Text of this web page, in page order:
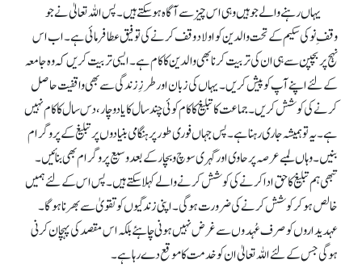
یہاں رہنے والے جو ہیں وہی اس چیز سے آگاہ ہو سکتے ہیں۔ پس اللہ تعالیٰ نے جو
وقفِ نو کی سکیم کے تحت والدین کو اولاد وقف کرنے کی توفیق عطا فرمائی ہے۔ اب اس
نہج پر بچپن سے ہی ان کی تربیت کرنا بھی والدین کا کام ہے۔ ایسی تربیت کریں کہ وہ جامعہ
کے لئے اپنے آپ کو پیش کریں۔ یہاں کی زبان اور طرزِ زندگی سے بھی واقفیت حاصل
کرنے کی کوشش کریں۔ جماعت کا تبلیغ کا کام کوئی چند سال کا یا دوچار، دس سال کا کام نہیں
ہے۔ یہ تو ہمیشہ جاری رہنا ہے۔ پس جہاں فوری طور پر ہنگامی بنیادوں پر تبلیغ کے پروگرام
بنیں۔ وہاں لمبے عرصہ پر حاوی اور گہری سوچ و بچار کے بعد وسیع پروگرام بھی بنائیں۔
تبھی ہم تبلیغ کا حق ادا کرنے کی کوشش کرنے والے کہلا سکتے ہیں۔ پس اس کے لئے ہمیں
خالص ہو کر کوشش کرنے کی ضرورت ہو گی۔ اپنی زندگیوں کو تقویٰ سے بھرنا ہو گا۔
عہدیداروں کو صرف عُہدوں سے غرض نہیں ہونی چاہئے بلکہ اس مقصد کی پہچان کرنی
ہو گی جس کے لئے اللہ تعالیٰ ان کو خدمت کا موقع دے رہا ہے۔